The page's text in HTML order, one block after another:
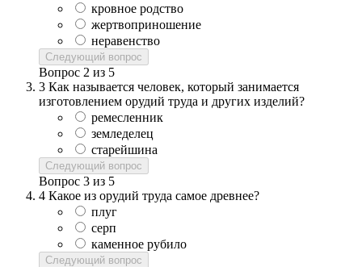
кровное родство
жертвоприношение
неравенство
Следующий вопрос
Вопрос 2 из 5
3 Как называется человек, который занимается
изготовлением орудий труда и других изделий?
ремесленник
земледелец
старейшина
Следующий вопрос
Вопрос 3 из 5
4 Какое из орудий труда самое древнее?
плуг
серп
каменное рубило
Следующий вопрос